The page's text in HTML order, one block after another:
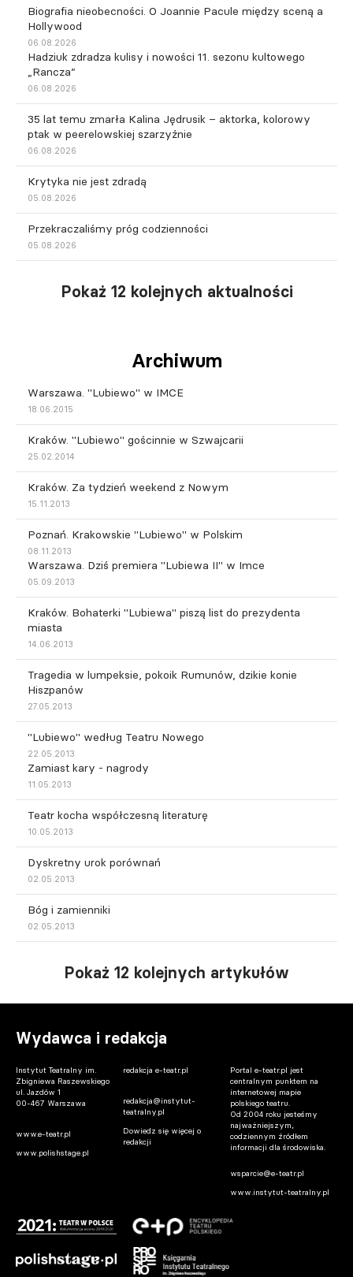
Biografia nieobecności. O Joannie Pacule między sceną a
Hollywood
06.08.2026
Hadziuk zdradza kulisy i nowości 11. sezonu kultowego
„Rancza”
06.08.2026
35 lat temu zmarła Kalina Jędrusik – aktorka, kolorowy
ptak w peerelowskiej szarzyźnie
06.08.2026
Krytyka nie jest zdradą
05.08.2026
Przekraczaliśmy próg codzienności
05.08.2026
Pokaż 12 kolejnych aktualności
Archiwum
Warszawa. "Lubiewo" w IMCE
18.06.2015
Kraków. "Lubiewo" gościnnie w Szwajcarii
25.02.2014
Kraków. Za tydzień weekend z Nowym
15.11.2013
Poznań. Krakowskie "Lubiewo" w Polskim
08.11.2013
Warszawa. Dziś premiera "Lubiewa II" w Imce
05.09.2013
Kraków. Bohaterki "Lubiewa" piszą list do prezydenta
miasta
14.06.2013
Tragedia w lumpeksie, pokoik Rumunów, dzikie konie
Hiszpanów
27.05.2013
"Lubiewo" według Teatru Nowego
22.05.2013
Zamiast kary - nagrody
11.05.2013
Teatr kocha współczesną literaturę
10.05.2013
Dyskretny urok porównań
02.05.2013
Bóg i zamienniki
02.05.2013
Pokaż 12 kolejnych artykułów
Wydawca i redakcja
Instytut Teatralny im.
Zbigniewa Raszewskiego
ul. Jazdów 1
00-467 Warszawa
www.e-teatr.pl
www.polishstage.pl
redakcja e-teatr.pl
redakcja@instytut-
teatralny.pl
Dowiedz się więcej o
redakcji
Portal e-teatr.pl jest
centralnym punktem na
internetowej mapie
polskiego teatru.
Od 2004 roku jesteśmy
najważniejszym,
codziennym źródłem
informacji dla środowiska.
wsparcie@e-teatr.pl
www.instytut-teatralny.pl